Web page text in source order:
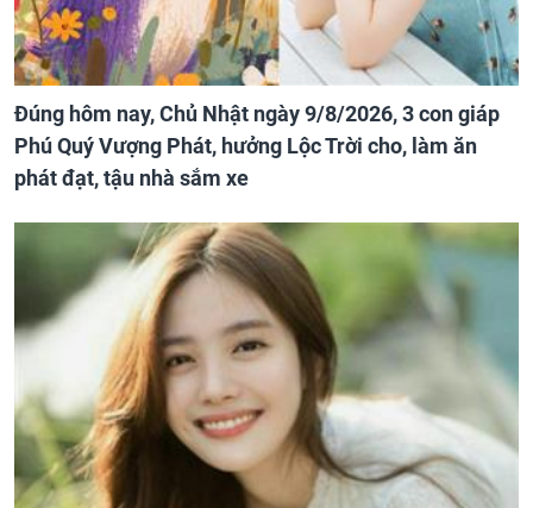
Đúng hôm nay, Chủ Nhật ngày 9/8/2026, 3 con giáp
Phú Quý Vượng Phát, hưởng Lộc Trời cho, làm ăn
phát đạt, tậu nhà sắm xe